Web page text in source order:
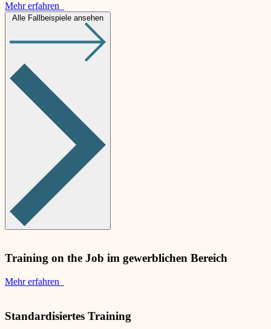
Mehr erfahren
Alle Fallbeispiele ansehen
Training on the Job im gewerblichen Bereich
Mehr erfahren
Standardisiertes Training